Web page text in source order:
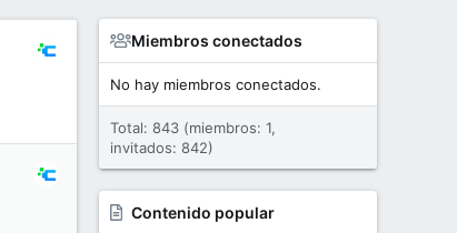
Miembros conectados
No hay miembros conectados.
Total: 843 (miembros: 1,
invitados: 842)
Contenido popular